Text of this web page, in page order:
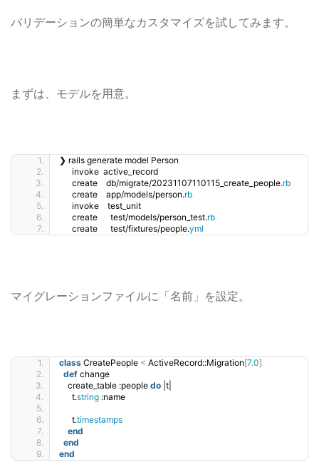
バリデーションの簡単なカスタマイズを試してみます。
まずは、モデルを用意。
❯ rails generate model Person
      invoke  active_record
      create    db/migrate/20231107110115_create_people.
rb
      create    app/models/person.
rb
      invoke    test_unit
      create      test/models/person_test.
rb
      create      test/fixtures/people.
yml
マイグレーションファイルに「名前」を設定。
class CreatePeople < ActiveRecord::Migration[7.0]
def change
    create_table :people
do |t|
      t.
string :name
      t.
timestamps
end
end
end